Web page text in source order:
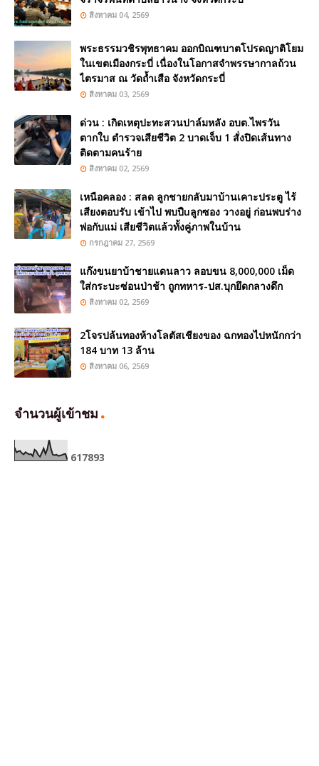
สิงหาคม 04, 2569
พระธรรมวชิรพุทธาคม ออกบิณฑบาตโปรดญาติโยม
ในเขตเมืองกระบี่ เนื่องในโอกาสจำพรรษากาลถ้วน
ไตรมาส ณ วัดถ้ำเสือ จังหวัดกระบี่
สิงหาคม 03, 2569
ด่วน : เกิดเหตุปะทะสวนปาล์มหลัง อบต.ไพรวัน
ตากใบ ตำรวจเสียชีวิต 2 บาดเจ็บ 1 สั่งปิดเส้นทาง
ติดตามคนร้าย
สิงหาคม 02, 2569
เหนือคลอง : สลด ลูกชายกลับมาบ้านเคาะประตู ไร้
เสียงตอบรับ เข้าไป พบปืuลูกซอง วางอยู่ ก่อนพบร่าง
พ่อกับแม่ เสียชีวิตแล้วทั้งคู่ภาพในบ้าน
กรกฎาคม 27, 2569
แก๊งขนยาบ้าชายแดนลาว ลอบขน 8,000,000 เม็ด
ใส่กระบะซ่อนป่าช้า ถูกทหาร-ปส.บุกยึดกลางดึก
สิงหาคม 02, 2569
2โจรปล้นทองห้างโลตัสเชียงของ ฉกทองไปหนักกว่า
184 บาท 13 ล้าน
สิงหาคม 06, 2569
จำนวนผู้เข้าชม
617893